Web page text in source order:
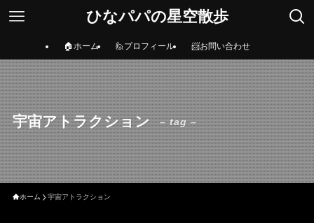
ひなパパの星空散歩
🏠ホーム 🙋プロフィール 📨お問い合わせ
宇宙アトラクション – tag –
ホーム 宇宙アトラクション